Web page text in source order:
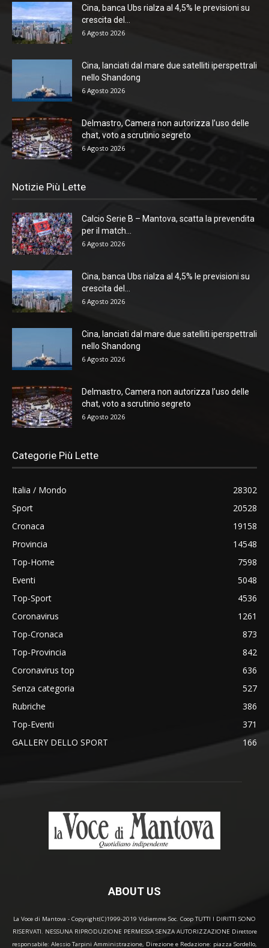
Cina, banca Ubs rialza al 4,5% le previsioni su
crescita del...
6 Agosto 2026
Cina, lanciati dal mare due satelliti iperspettrali
nello Shandong
6 Agosto 2026
Delmastro, Camera non autorizza l’uso delle
chat, voto a scrutinio segreto
6 Agosto 2026
Notizie Più Lette
Calcio Serie B – Mantova, scatta la prevendita
per il match...
6 Agosto 2026
Cina, banca Ubs rialza al 4,5% le previsioni su
crescita del...
6 Agosto 2026
Cina, lanciati dal mare due satelliti iperspettrali
nello Shandong
6 Agosto 2026
Delmastro, Camera non autorizza l’uso delle
chat, voto a scrutinio segreto
6 Agosto 2026
Categorie Più Lette
Italia / Mondo
28302
Sport
20528
Cronaca
19158
Provincia
14548
Top-Home
7598
Eventi
5048
Top-Sport
4536
Coronavirus
1261
Top-Cronaca
873
Top-Provincia
842
Coronavirus top
636
Senza categoria
527
Rubriche
386
Top-Eventi
371
GALLERY DELLO SPORT
166
ABOUT US
La Voce di Mantova - Copyright(C)1999-2019 Vidiemme Soc. Coop TUTTI I DIRITTI SONO
RISERVATI. NESSUNA RIPRODUZIONE PERMESSA SENZA AUTORIZZAZIONE Direttore
responsabile: Alessio Tarpini Amministrazione, Direzione e Redazione: piazza Sordello,